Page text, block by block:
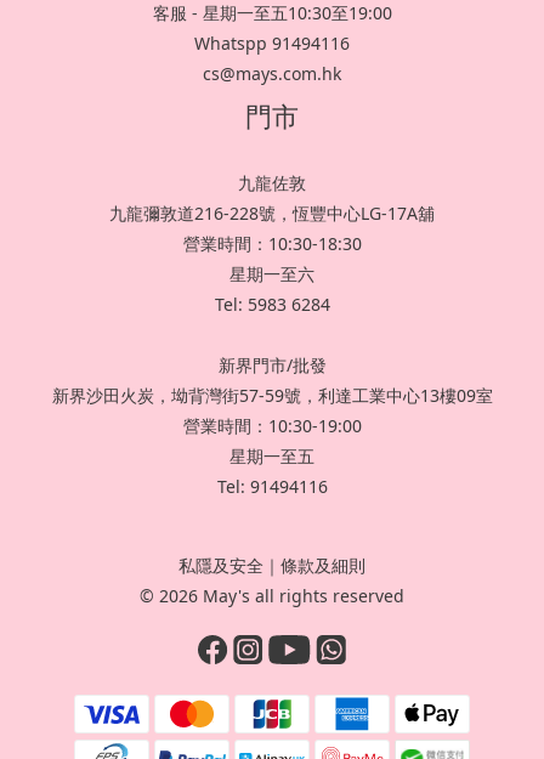
客服 - 星期一至五10:30至19:00
Whatspp 91494116
cs@mays.com.hk
門市
九龍佐敦
九龍彌敦道216-228號，恆豐中心LG-17A舖
營業時間：10:30-18:30
星期一至六
Tel: 5983 6284
新界門市/批發
新界沙田火炭，坳背灣街57-59號，利達工業中心13樓09室
營業時間：10:30-19:00
星期一至五
Tel: 91494116
私隱及安全 ｜ 條款及細則
© 2026 May's all rights reserved